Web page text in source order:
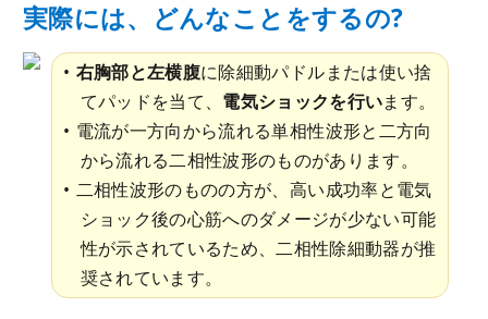
実際には、どんなことをするの?
右胸部と左横腹に除細動パドルまたは使い捨
てパッドを当て、 電気ショックを行います。
電流が一方向から流れる単相性波形と二方向
から流れる二相性波形のものがあります。
二相性波形のものの方が、高い成功率と電気
ショック後の心筋へのダメージが少ない可能
性が示されているため、二相性除細動器が推
奨されています。